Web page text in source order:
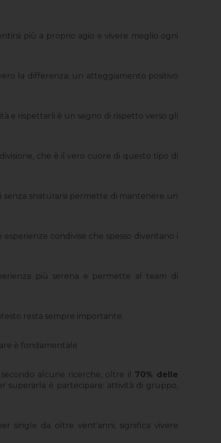
più a proprio agio e vivere meglio ogni
la differenza: un atteggiamento positivo
e rispettarli è un segno di rispetto verso gli
che è il vero cuore di questo tipo di
snaturarsi permette di mantenere un
condivise che spesso diventano i
più serena e permette al team di
resta sempre importante.
è fondamentale.
alcune ricerche, oltre il 70% delle
superarla è partecipare: attività di gruppo,
single da oltre vent’anni, significa vivere